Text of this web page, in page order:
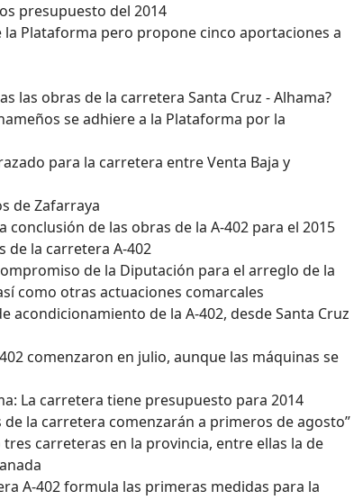
presupuesto del 2014
la Plataforma pero propone cinco aportaciones a
las obras de la carretera Santa Cruz - Alhama?
se adhiere a la Plataforma por la
para la carretera entre Venta Baja y
de Zafarraya
de las obras de la A-402 para el 2015
de la carretera A-402
de la Diputación para el arreglo de la
como otras actuaciones comarcales
acondicionamiento de la A-402, desde Santa Cruz
comenzaron en julio, aunque las máquinas se
La carretera tiene presupuesto para 2014
de la carretera comenzarán a primeros de agosto”
tres carreteras en la provincia, entre ellas la de
A-402 formula las primeras medidas para la